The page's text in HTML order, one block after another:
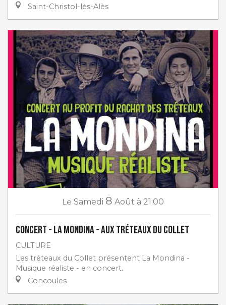
Saint-Christol-lès-Alès
Le Samedi 8 Août à 21:00
Concert - La Mondina - aux Tréteaux du Collet
CULTURE
Les tréteaux du Collet présentent La Mondina -
Musique réaliste - en concert.
Concoules